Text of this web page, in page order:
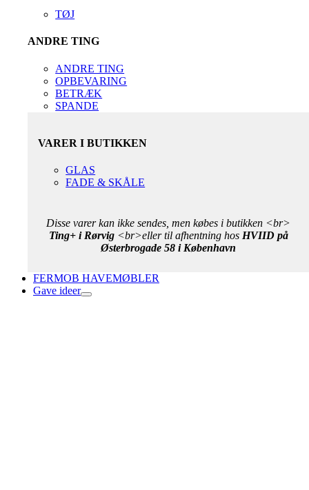
TØJ
ANDRE TING
ANDRE TING
OPBEVARING
BETRÆK
SPANDE
VARER I BUTIKKEN
GLAS
FADE & SKÅLE
Disse varer kan ikke sendes, men købes i butikken <br>
Ting+ i Rørvig<br>eller til afhentning hos HVIID på
Østerbrogade 58 i København
FERMOB HAVEMØBLER
Gave ideer